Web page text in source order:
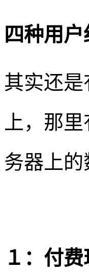
四种用户
其实还是
上，那
务器上
１：付